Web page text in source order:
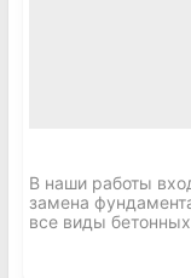
В наши работы
замена
все виды